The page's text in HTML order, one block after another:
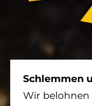
Schlemmen
Wir belohnen